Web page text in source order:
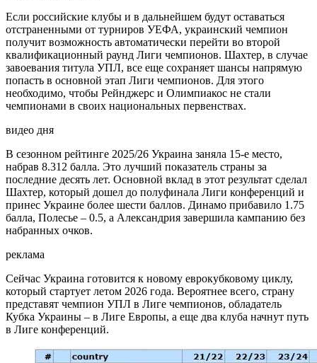
Если российские клубы и в дальнейшем будут оставаться
отстраненными от турниров УЕФА, украинский чемпион
получит возможность автоматически перейти во второй
квалификационный раунд Лиги чемпионов. Шахтер, в случае
завоевания титула УПЛ, все еще сохраняет шансы напрямую
попасть в основной этап Лиги чемпионов. Для этого
необходимо, чтобы Рейнджерс и Олимпиакос не стали
чемпионами в своих национальных первенствах.
видео дня
В сезонном рейтинге 2025/26 Украина заняла 15-е место,
набрав 8.312 балла. Это лучший показатель страны за
последние десять лет. Основной вклад в этот результат сделал
Шахтер, который дошел до полуфинала Лиги конференций и
принес Украине более шести баллов. Динамо прибавило 1.75
балла, Полесье – 0.5, а Александрия завершила кампанию без
набранных очков.
реклама
Сейчас Украина готовится к новому еврокубковому циклу,
который стартует летом 2026 года. Вероятнее всего, страну
представят чемпион УПЛ в Лиге чемпионов, обладатель
Кубка Украины – в Лиге Европы, а еще два клуба начнут путь
в Лиге конференций.